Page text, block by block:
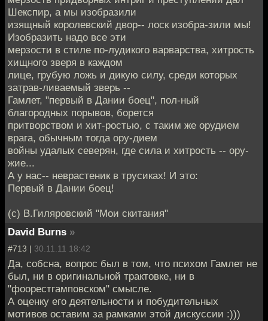
Шекспир, а мы изобразили
изящный королевский двор-- лоск изобра-зили мы!
Изобразить надо все эти
мерзости в стиле по-лудикого варварства, хитрость
хищного зверя в каждом
лице, грубую ложь и дикую силу, среди которых
затрав-ливаемый зверь --
Гамлет, "первый в Дании боец", пол-ный
благородных порывов, борется
притворством и хит-ростью, с таким же орудием
врага, обычным тогда ору-дием
войны удалых северян, где сила и хитрость -- ору-
жие...
А у нас-- неврастеник в трусиках! И это:
Первый в Дании боец!
(с) В.Гиляровский "Мои скитания"
David Burns »
#713 | 30.11.11 18:42
Да, собсна, вопрос был в том, что психом Гамлет не
был, ни в оригинальной трактовке, ни в
"фоорестгамповском" смысле.
А оценку его деятельности и побудительных
мотивов оставим за рамками этой дискуссии :)))